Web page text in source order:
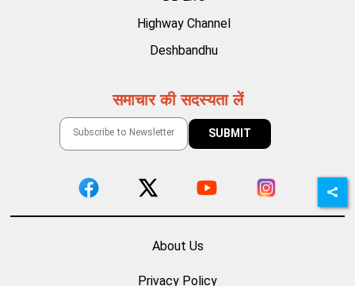
Highway Channel
Deshbandhu
समाचार की सदस्यता लें
About Us
Privacy Policy